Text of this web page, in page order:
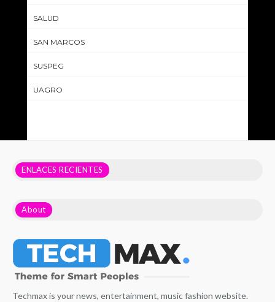
SALUD
SAN MARCOS
SUSPEG
UAGRO
ENLACES RECIENTES
About
Techmax is your news, entertainment, music fashion website.